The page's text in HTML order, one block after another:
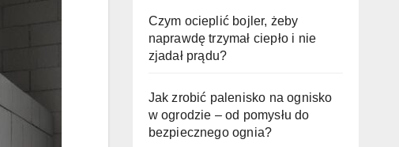
Czym ocieplić bojler, żeby
naprawdę trzymał ciepło i nie
zjadał prądu?
Jak zrobić palenisko na ognisko
w ogrodzie – od pomysłu do
bezpiecznego ognia?